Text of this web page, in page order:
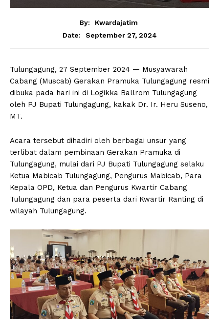
By:
Kwardajatim
Date:
September 27, 2024
Tulungagung, 27 September 2024 — Musyawarah
Cabang (Muscab) Gerakan Pramuka Tulungagung resmi
dibuka pada hari ini di Logikka Ballrom Tulungagung
oleh PJ Bupati Tulungagung, kakak Dr. Ir. Heru Suseno,
MT.
Acara tersebut dihadiri oleh berbagai unsur yang
terlibat dalam pembinaan Gerakan Pramuka di
Tulungagung, mulai dari PJ Bupati Tulungagung selaku
Ketua Mabicab Tulungagung, Pengurus Mabicab, Para
Kepala OPD, Ketua dan Pengurus Kwartir Cabang
Tulungagung dan para peserta dari Kwartir Ranting di
wilayah Tulungagung.